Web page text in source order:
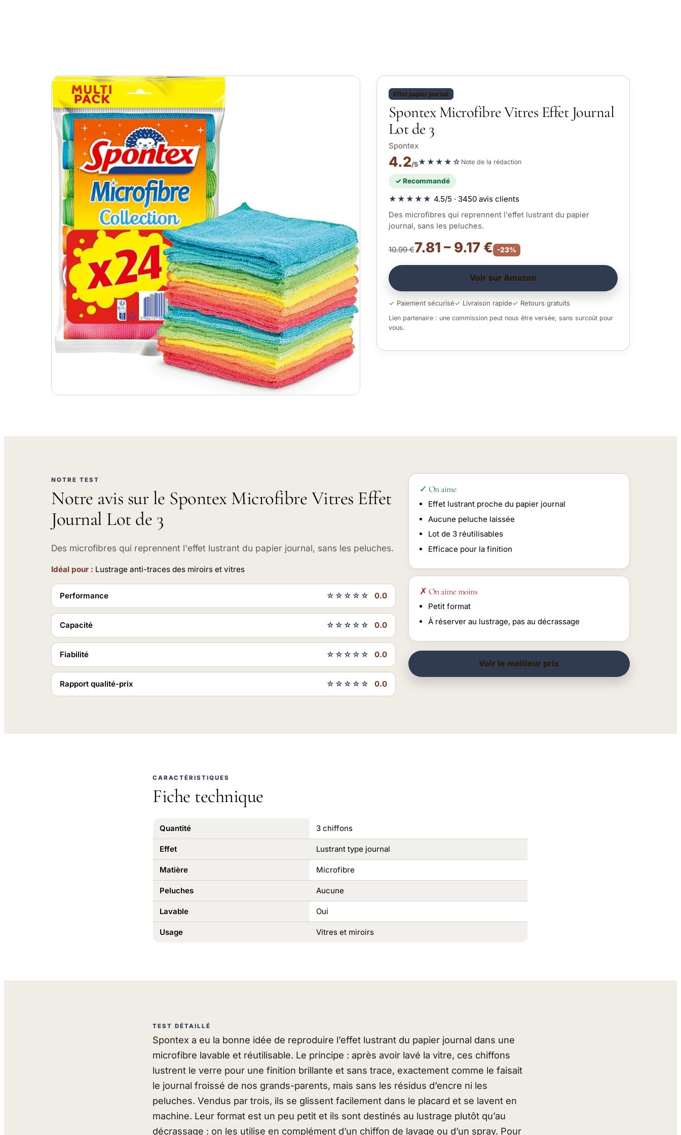
Effet papier journal
Spontex Microfibre Vitres Effet Journal
Lot de 3
Spontex
4.2/5★★★★☆ Note de la rédaction
✓ Recommandé
★★★★★ 4.5/5 · 3450 avis clients
Des microfibres qui reprennent l'effet lustrant du papier
journal, sans les peluches.
10.99 €7.81 – 9.17 € -23%
Voir sur Amazon
✓ Paiement sécurisé✓ Livraison rapide✓ Retours gratuits
Lien partenaire : une commission peut nous être versée, sans surcoût pour
vous.
NOTRE TEST
Notre avis sur le Spontex Microfibre Vitres Effet
Journal Lot de 3
Des microfibres qui reprennent l'effet lustrant du papier journal, sans les peluches.
Idéal pour : Lustrage anti-traces des miroirs et vitres
Performance ☆☆☆☆☆ 0.0
Capacité ☆☆☆☆☆ 0.0
Fiabilité ☆☆☆☆☆ 0.0
Rapport qualité-prix ☆☆☆☆☆ 0.0
✓ On aime
Effet lustrant proche du papier journal
Aucune peluche laissée
Lot de 3 réutilisables
Efficace pour la finition
✗ On aime moins
Petit format
À réserver au lustrage, pas au décrassage
Voir le meilleur prix
CARACTÉRISTIQUES
Fiche technique
Quantité 3 chiffons
Effet Lustrant type journal
Matière Microfibre
Peluches Aucune
Lavable Oui
Usage Vitres et miroirs
TEST DÉTAILLÉ
Spontex a eu la bonne idée de reproduire l’effet lustrant du papier journal dans une
microfibre lavable et réutilisable. Le principe : après avoir lavé la vitre, ces chiffons
lustrent le verre pour une finition brillante et sans trace, exactement comme le faisait
le journal froissé de nos grands-parents, mais sans les résidus d’encre ni les
peluches. Vendus par trois, ils se glissent facilement dans le placard et se lavent en
machine. Leur format est un peu petit et ils sont destinés au lustrage plutôt qu’au
décrassage : on les utilise en complément d’un chiffon de lavage ou d’un spray. Pour